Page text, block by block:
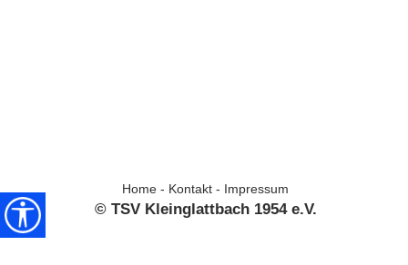
Home - Kontakt - Impressum
© TSV Kleinglattbach 1954 e.V.